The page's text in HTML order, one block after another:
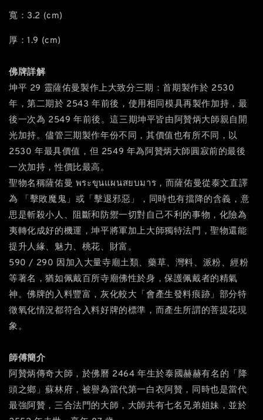
寬：3.2 (cm)
厚：1.9 (cm)
佛牌詳解
坤平 29 靈薩佑曼製作上大致分三期：首期製作於 2530
年，第二期於 2543 年前後，使用相同模具再製作加持，最
後一次為 2549 年前後。這三期坤平皆由阿贊炳大師親自開
光加持。儘管三期製作年份不同，其價值也有所不同，以
2530 年最具價值，但 2549 年為阿贊炳大師圓寂前的最後
一次加持，性價比最高。
聖物名稱薩佑曼 พระขุนแผนสยบมาร，而薩佑曼從泰文直譯
為 「擊敗魔鬼」或「擊退邪惡」，同時也有擋降的含義，意
思是斬殺小人、阻斷和防禦一切對自己不利的事物，化險為
夷轉化成好的機運，坤平將軍加上大師獨特法門，聖物還能
提升人緣、魅力、桃花、財富。
590 / 290 因加入大量寺廟土類、藥草、灣料、派粉、經粉
等著名，猶如佩戴百所寺廟佛性於身，保護佩戴者的精氣
神。佛牌的入料豐富，灰化較大「會產生發料痕跡」部分特
徵氧化情況都符合入料好牌的標準，而產生所謂的菩提花現
象。
師傅簡介
阿贊炳傳奇大師，於佛曆 2464 年生於泰國赫赫有名的「降
頭之鄉」蘇林府，被譽為當代第一白衣阿贊，同時也是當代
最強阿贊，三合法門的大師，大師共有七名兄弟姐妹，並於